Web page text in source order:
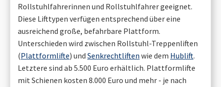
Rollstuhlfahrerinnen und Rollstuhlfahrer geeignet.
Diese Lifttypen verfügen entsprechend über eine
ausreichend große, befahrbare Plattform.
Unterschieden wird zwischen Rollstuhl-Treppenliften
(Plattformlifte) und Senkrechtliften wie dem Hublift.
Letztere sind ab 5.500 Euro erhältlich. Plattformlifte
mit Schienen kosten 8.000 Euro und mehr - je nach